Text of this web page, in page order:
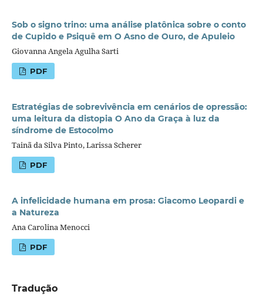
Sob o signo trino: uma análise platônica sobre o conto
de Cupido e Psiquê em O Asno de Ouro, de Apuleio
Giovanna Angela Agulha Sarti
PDF
Estratégias de sobrevivência em cenários de opressão:
uma leitura da distopia O Ano da Graça à luz da
síndrome de Estocolmo
Tainã da Silva Pinto, Larissa Scherer
PDF
A infelicidade humana em prosa: Giacomo Leopardi e
a Natureza
Ana Carolina Menocci
PDF
Tradução